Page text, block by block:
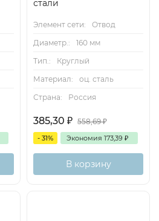
стали
Элемент сети:
Отвод
Диаметр.:
160 мм
Тип.:
Круглый
Материал:
оц. сталь
Страна:
Россия
385,30 ₽ 558,69₽
- 31% Экономия 173,39 ₽
В корзину